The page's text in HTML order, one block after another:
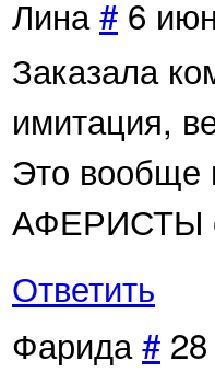
Лина# 6
Заказала
имитация,
Это вообще
АФЕРИСТЫ
Ответить
Фарида#